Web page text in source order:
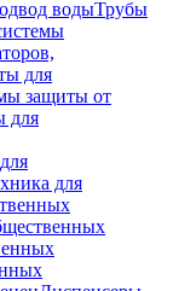
водыТрубы
для
защиты от
для
для